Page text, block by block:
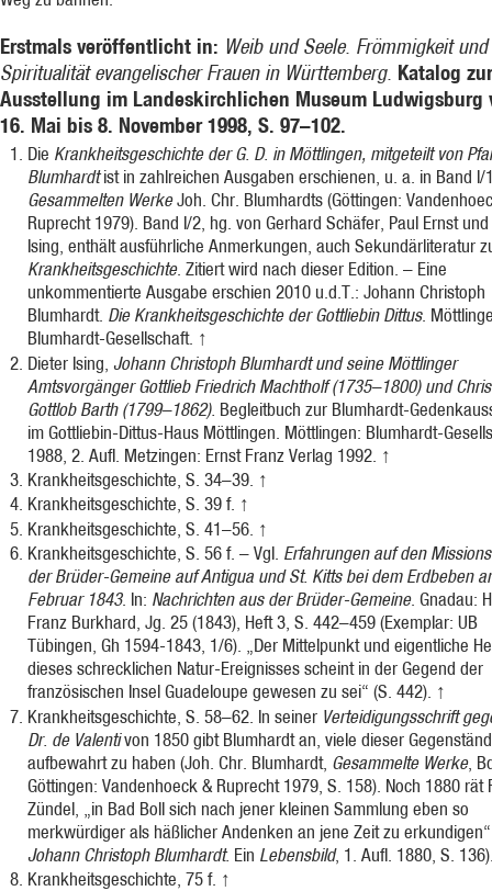
Erstmals veröffentlicht in: Weib und Seele. Frömmigkeit und
Spiritualität evangelischer Frauen in Württemberg. Katalog zur
Ausstellung im Landeskirchlichen Museum Ludwigsburg
16. Mai bis 8. November 1998, S. 97–102.
Die Krankheitsgeschichte der G. D. in Möttlingen, mitgeteilt von
Blumhardtist in zahlreichen Ausgaben erschienen, u. a. in Band I/
Gesammelten WerkeJoh. Chr. Blumhardts (Göttingen:
Ruprecht 1979). Band I/2, hg. von Gerhard Schäfer, Paul Ernst
Ising, enthält ausführliche Anmerkungen, auch Sekundärliteratur
Krankheitsgeschichte. Zitiert wird nach dieser Edition. – Eine
unkommentierte Ausgabe erschien 2010 u.d.T.: Johann Christoph
Blumhardt. Die Krankheitsgeschichte der Gottliebin Dittus.
Blumhardt-Gesellschaft. ↑
Dieter Ising, Johann Christoph Blumhardt und seine Möttlinger
Amtsvorgänger Gottlieb Friedrich Machtholf (1735–1800) und
Gottlob Barth (1799–1862). Begleitbuch zur Blumhardt-
im Gottliebin-Dittus-Haus Möttlingen. Möttlingen: Blumhardt-
1988, 2. Aufl. Metzingen: Ernst Franz Verlag 1992. ↑
Krankheitsgeschichte, S. 34–39. ↑
Krankheitsgeschichte, S. 39 f. ↑
Krankheitsgeschichte, S. 41–56. ↑
Krankheitsgeschichte, S. 56 f. – Vgl. Erfahrungen auf den
der Brüder-Gemeine auf Antigua und St. Kitts bei dem Erdbeben
Februar 1843. In: Nachrichten aus der Brüder-Gemeine. Gnadau:
Franz Burkhard, Jg. 25 (1843), Heft 3, S. 442–459 (Exemplar: UB
Tübingen, Gh 1594-1843, 1/6). „Der Mittelpunkt und eigentliche
dieses schrecklichen Natur-Ereignisses scheint in der Gegend der
französischen Insel Guadeloupe gewesen zu sei“ (S. 442). ↑
Krankheitsgeschichte, S. 58–62. In seiner Verteidigungsschrift
Dr. de Valentivon 1850 gibt Blumhardt an, viele dieser
aufbewahrt zu haben (Joh. Chr. Blumhardt, Gesammelte Werke,
Göttingen: Vandenhoeck & Ruprecht 1979, S. 158). Noch 1880 rät
Zündel, „in Bad Boll sich nach jener kleinen Sammlung eben so
merkwürdiger als häßlicher Andenken an jene Zeit zu
Johann Christoph Blumhardt. Ein Lebensbild, 1. Aufl. 1880, S.
Krankheitsgeschichte, 75 f. ↑